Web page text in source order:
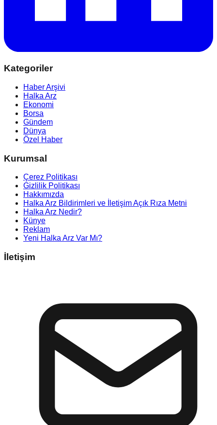
Kategoriler
Haber Arşivi
Halka Arz
Ekonomi
Borsa
Gündem
Dünya
Özel Haber
Kurumsal
Çerez Politikası
Gizlilik Politikası
Hakkımızda
Halka Arz Bildirimleri ve İletişim Açık Rıza Metni
Halka Arz Nedir?
Künye
Reklam
Yeni Halka Arz Var Mı?
İletişim